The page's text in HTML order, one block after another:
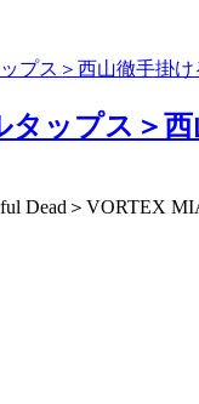
プス＞西山徹手掛
タップス＞
Dead＞VORTEX